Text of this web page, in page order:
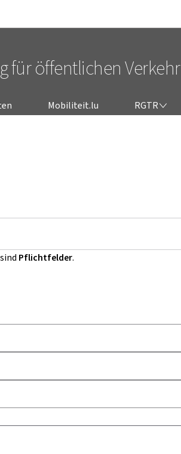
für öffentlichen Verkehr
Mobiliteit.lu RGTR
Pflichtfelder.